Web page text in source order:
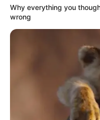
Why everything you
wrong